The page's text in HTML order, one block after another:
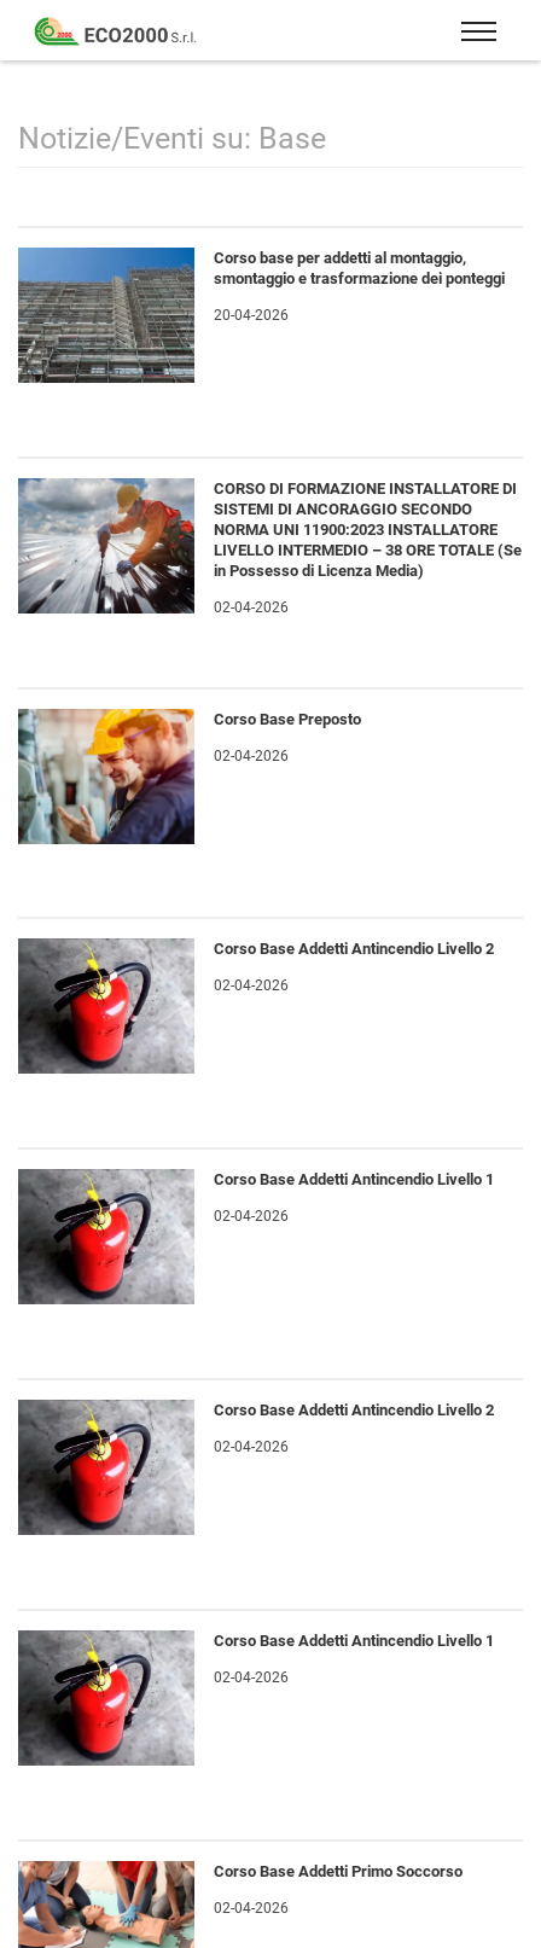
Eco
2000
Formazione
consulenza
sul
lavoro
–
D.Lgs
81/08
Notizie/Eventi su: Base
Corso base per addetti al montaggio,
smontaggio e trasformazione dei ponteggi
20-04-2026
CORSO DI FORMAZIONE INSTALLATORE DI
SISTEMI DI ANCORAGGIO SECONDO
NORMA UNI 11900:2023 INSTALLATORE
LIVELLO INTERMEDIO – 38 ORE TOTALE (Se
in Possesso di Licenza Media)
02-04-2026
Corso Base Preposto
02-04-2026
Corso Base Addetti Antincendio Livello 2
02-04-2026
Corso Base Addetti Antincendio Livello 1
02-04-2026
Corso Base Addetti Antincendio Livello 2
02-04-2026
Corso Base Addetti Antincendio Livello 1
02-04-2026
Corso Base Addetti Primo Soccorso
02-04-2026